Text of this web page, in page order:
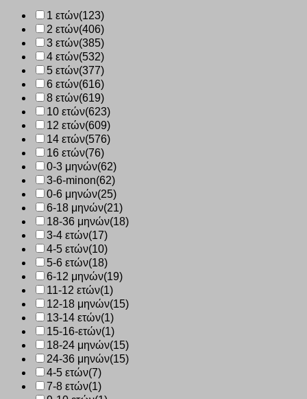
ποσότητα
1 ετών(123)
2 ετών(406)
3 ετών(385)
4 ετών(532)
5 ετών(377)
6 ετών(616)
8 ετών(619)
10 ετών(623)
12 ετών(609)
14 ετών(576)
16 ετών(76)
0-3 μηνών(62)
3-6-minon(62)
0-6 μηνών(25)
6-18 μηνών(21)
18-36 μηνών(18)
3-4 ετών(17)
4-5 ετών(10)
5-6 ετών(18)
6-12 μηνών(19)
11-12 ετών(1)
12-18 μηνών(15)
13-14 ετών(1)
15-16-ετών(1)
18-24 μηνών(15)
24-36 μηνών(15)
4-5 ετών(7)
7-8 ετών(1)